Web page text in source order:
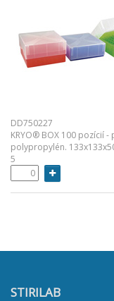
DD750227
KRYO® BOX 100 pozícií
polypropylén.
5
STIRILAB